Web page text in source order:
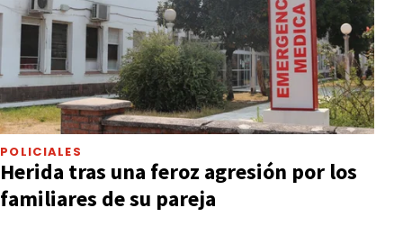
POLICIALES
Herida tras una feroz agresión por los
familiares de su pareja